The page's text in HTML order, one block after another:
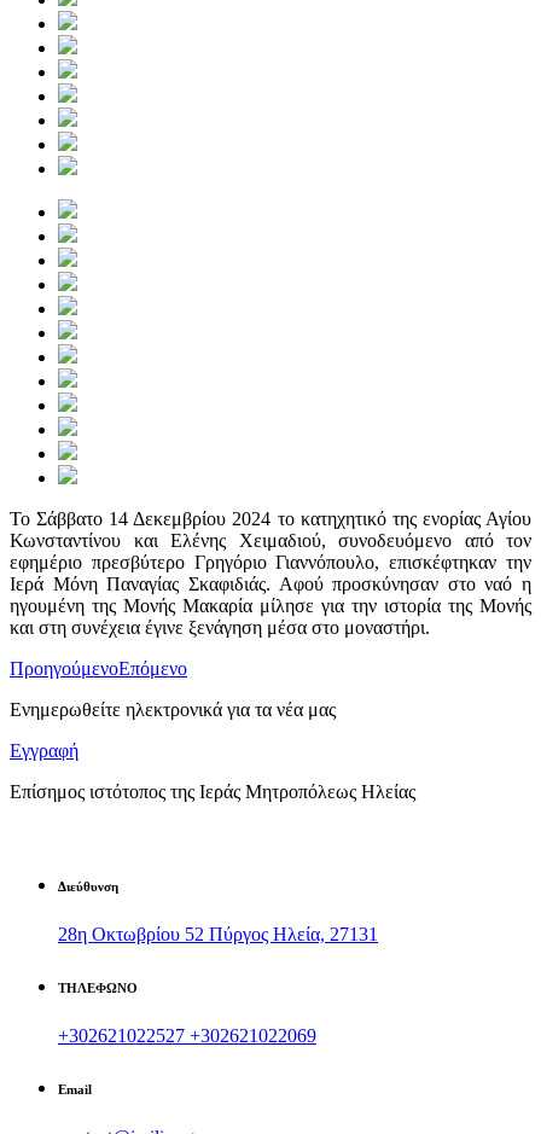
Το Σάββατο 14 Δεκεμβρίου 2024 το κατηχητικό της ενορίας Αγίου
Κωνσταντίνου και Ελένης Χειμαδιού, συνοδευόμενο από τον
εφημέριο πρεσβύτερο Γρηγόριο Γιαννόπουλο, επισκέφτηκαν την
Ιερά Μόνη Παναγίας Σκαφιδιάς. Αφού προσκύνησαν στο ναό η
ηγουμένη της Μονής Μακαρία μίλησε για την ιστορία της Μονής
και στη συνέχεια έγινε ξενάγηση μέσα στο μοναστήρι.
ΠροηγούμενοΕπόμενο
Ενημερωθείτε ηλεκτρονικά για τα νέα μας
Εγγραφή
Επίσημος ιστότοπος της Ιεράς Μητροπόλεως Ηλείας
Διεύθυνση
28η Οκτωβρίου 52 Πύργος Ηλεία, 27131
ΤΗΛΕΦΩΝΟ
+302621022527 +302621022069
Email